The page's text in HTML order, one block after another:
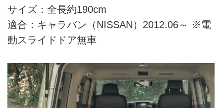
サイズ：全長約190cm
適合：キャラバン（NISSAN）2012.06～ ※電
動スライドドア無車